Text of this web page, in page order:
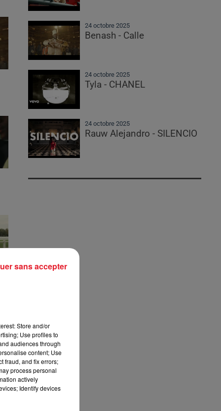
24 octobre 2025
Benash - Calle
24 octobre 2025
Tyla - CHANEL
24 octobre 2025
Rauw Alejandro - SILENCIO
Store and/or
Use profiles to
audiences through
content; Use
fraud, and fix errors;
process personal
actively
Identify devices
sans accepter